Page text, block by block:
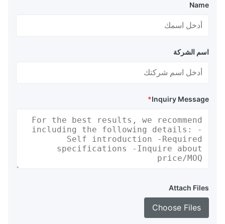
Name
اسم الشركة
Inquiry Message
*
Attach Files
Choose Files